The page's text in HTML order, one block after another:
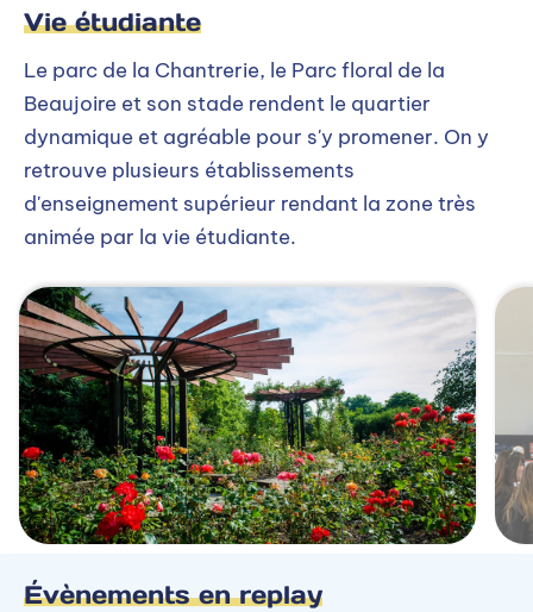
Vie étudiante
Le parc de la Chantrerie, le Parc floral de la
Beaujoire et son stade rendent le quartier
dynamique et agréable pour s'y promener. On y
retrouve plusieurs établissements
d'enseignement supérieur rendant la zone très
animée par la vie étudiante.
Évènements en replay